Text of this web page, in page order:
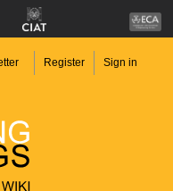
Register Sign in